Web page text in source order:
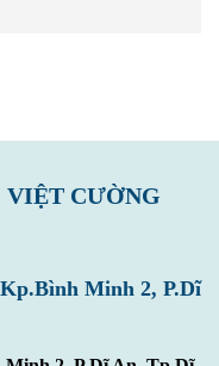
VIỆT CƯỜNG
Minh 2, P.Dĩ